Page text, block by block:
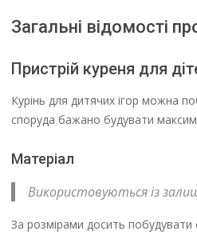
Загальні відомості
Пристрій куреня для
Курінь для дитячих ігор можна
споруда бажано будувати
Матеріал
Використовуються із
За розмірами досить побудувати